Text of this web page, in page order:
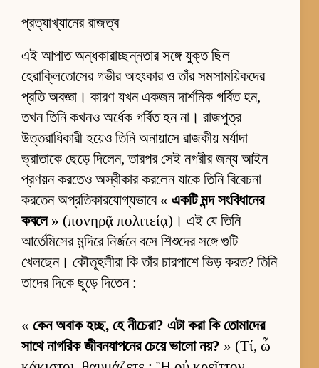
প্রত্যাখ্যানের রাজত্ব
এই আপাত অন্ধকারাচ্ছন্নতার সঙ্গে যুক্ত ছিল
হেরাক্লিতোসের গভীর অহংকার ও তাঁর সমসাময়িকদের
প্রতি অবজ্ঞা। কারণ যখন একজন দার্শনিক গর্বিত হন,
তখন তিনি কখনও অর্ধেক গর্বিত হন না। রাজপুত্র
উত্তরাধিকারী হয়েও তিনি অনায়াসে রাজকীয় মর্যাদা
ভ্রাতাকে ছেড়ে দিলেন, তারপর সেই নগরীর জন্য আইন
প্রণয়ন করতেও অস্বীকার করলেন যাকে তিনি বিবেচনা
করতেন অপ্রতিকারযোগ্যভাবে « একটি মন্দ সংবিধানের
কবলে» (πονηρᾷ πολιτείᾳ)। এই যে তিনি
আর্তেমিসের মন্দিরে নির্জনে বসে শিশুদের সঙ্গে গুটি
খেলছেন। কৌতূহলীরা কি তাঁর চারপাশে ভিড় করত? তিনি
তাদের দিকে ছুড়ে দিতেন :
« কেন অবাক হচ্ছ, হে নীচেরা? এটা করা কি তোমাদের
সাথে নাগরিক জীবনযাপনের চেয়ে ভালো নয়? » (Τί, ὦ